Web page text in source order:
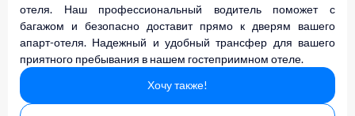
отеля. Наш профессиональный водитель поможет с
багажом и безопасно доставит прямо к дверям вашего
апарт-отеля. Надежный и удобный трансфер для вашего
приятного пребывания в нашем гостеприимном отеле.
Хочу также!